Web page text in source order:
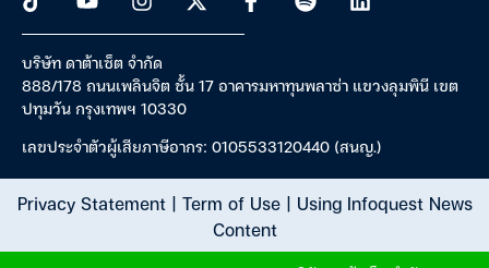
บริษัท ดาต้าเซ็ต จำกัด
888/178 ถนนเพลินจิต ชั้น 17 อาคารมหาทุนพลาซ่า แขวงลุมพินี เขต
ปทุมวัน กรุงเทพฯ 10330
เลขประจำตัวผู้เสียภาษีอากร: 0105533120440 (สนญ.)
Privacy Statement| Term of Use| Using Infoquest News
Content